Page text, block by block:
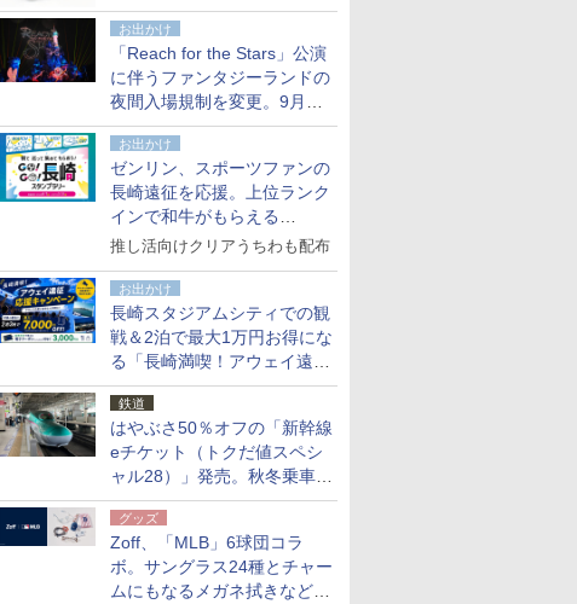
レンほか、注目ブランドコラ
ボが実現
お出かけ
「Reach for the Stars」公演
に伴うファンタジーランドの
夜間入場規制を変更。9月か
ら18時50分～20時ごろに
お出かけ
ゼンリン、スポーツファンの
長崎遠征を応援。上位ランク
インで和牛がもらえる
「GO！GO！長崎スタンプラ
推し活向けクリアうちわも配布
お出かけ
長崎スタジアムシティでの観
戦＆2泊で最大1万円お得にな
る「長崎満喫！アウェイ遠征
応援キャンペーン」
鉄道
はやぶさ50％オフの「新幹線
eチケット（トクだ値スペシ
ャル28）」発売。秋冬乗車
分、えきねっと限定
グッズ
Zoff、「MLB」6球団コラ
ボ。サングラス24種とチャー
ムにもなるメガネ拭きなど雑